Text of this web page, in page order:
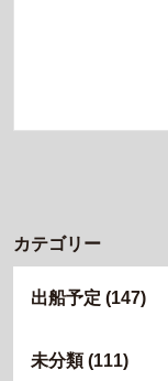
カテゴリー
出船予定 (147)
未分類(111)